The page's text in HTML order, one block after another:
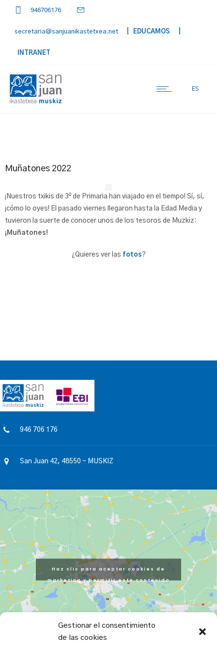
Gestionar el consentimiento
de las cookies
946706176
secretaria@sanjuanikastetxea.net | EDUCAMOS
INTRANET
ES
Muñatones 2022
¡Nuestros txikis de 3º de Primaria han viajado en el tiempo! Sí, sí,
¡cómo lo oyes! El pasado viernes llegaron hasta la Edad Media y
tuvieron la suerte de conocer unos de los tesoros de Muzkiz:
¡Muñatones!
¿Quieres ver las fotos?
946 706 176
San Juan 42, 48550 – MUSKIZ
Haz clic para aceptar cookies de
marketing y permitir este contenido